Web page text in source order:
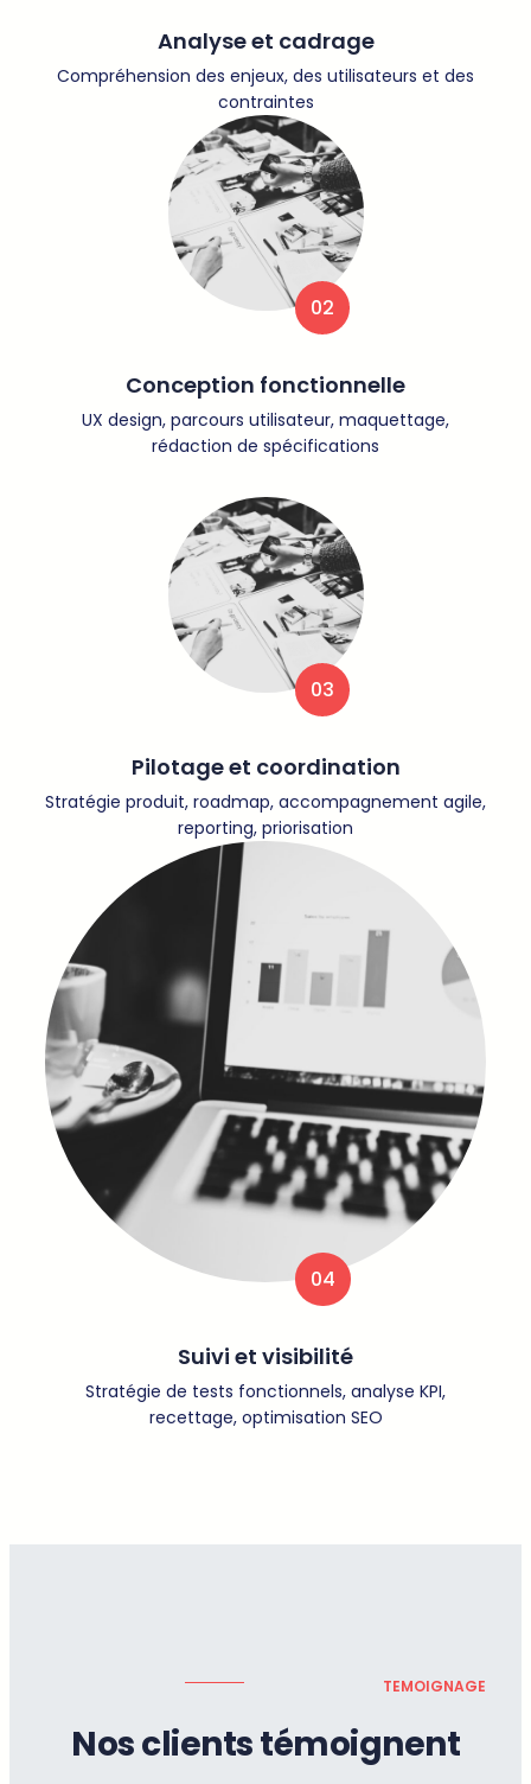
Analyse et cadrage
Compréhension des enjeux, des utilisateurs et des
contraintes
02
Conception fonctionnelle
UX design, parcours utilisateur, maquettage,
rédaction de spécifications
03
Pilotage et coordination
Stratégie produit, roadmap, accompagnement agile,
reporting, priorisation
04
Suivi et visibilité
Stratégie de tests fonctionnels, analyse KPI,
recettage, optimisation SEO
TEMOIGNAGE
Nos clients témoignent